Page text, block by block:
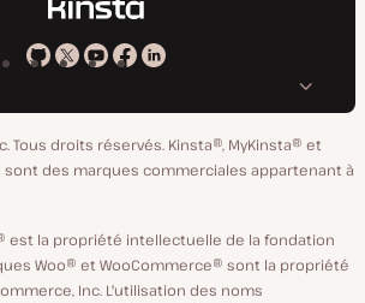
Kinsta
GitHub
Kinsta
X
Kinsta
YouTube
Kinsta
Facebook
Kinsta
LinkedIn
Tous droits réservés. Kinsta®, MyKinsta® et
sont des marques commerciales appartenant à
est la propriété intellectuelle de la fondation
Woo® et WooCommerce® sont la propriété
Inc. L'utilisation des noms